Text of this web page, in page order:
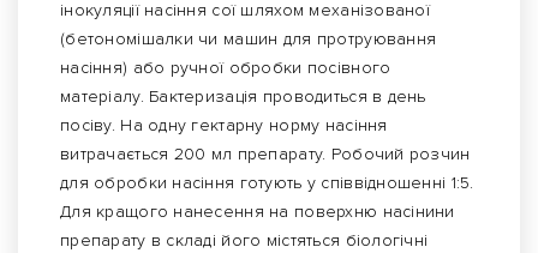
інокуляції насіння сої шляхом механізованої
(бетономішалки чи машин для протруювання
насіння) або ручної обробки посівного
матеріалу. Бактеризація проводиться в день
посіву. На одну гектарну норму насіння
витрачається 200 мл препарату. Робочий розчин
для обробки насіння готують у співвідношенні 1:5.
Для кращого нанесення на поверхню насінини
препарату в складі його містяться біологічні